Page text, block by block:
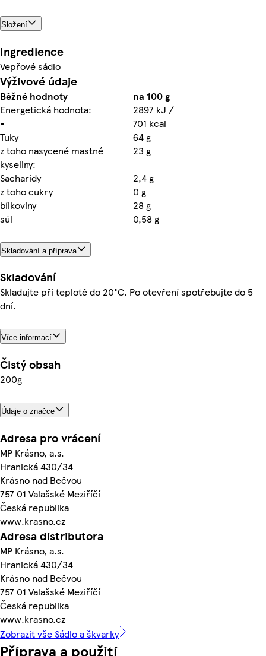
Složení
Ingredience
Vepřové sádlo
Výživové údaje
Běžné hodnoty
na 100 g
Energetická hodnota:
2897 kJ /
-
701 kcal
Tuky
64 g
z toho nasycené mastné
kyseliny:
23 g
Sacharidy
2,4 g
z toho cukry
0 g
bílkoviny
28 g
sůl
0,58 g
Skladování a příprava
Skladování
Skladujte při teplotě do 20°C. Po otevření spotřebujte do 5
dní.
Více informací
Čistý obsah
200g
Údaje o značce
Adresa pro vrácení
MP Krásno, a.s.
Hranická 430/34
Krásno nad Bečvou
757 01 Valašské Meziříčí
Česká republika
www.krasno.cz
Adresa distributora
MP Krásno, a.s.
Hranická 430/34
Krásno nad Bečvou
757 01 Valašské Meziříčí
Česká republika
www.krasno.cz
Zobrazit vše Sádlo a škvarky
Příprava a použití